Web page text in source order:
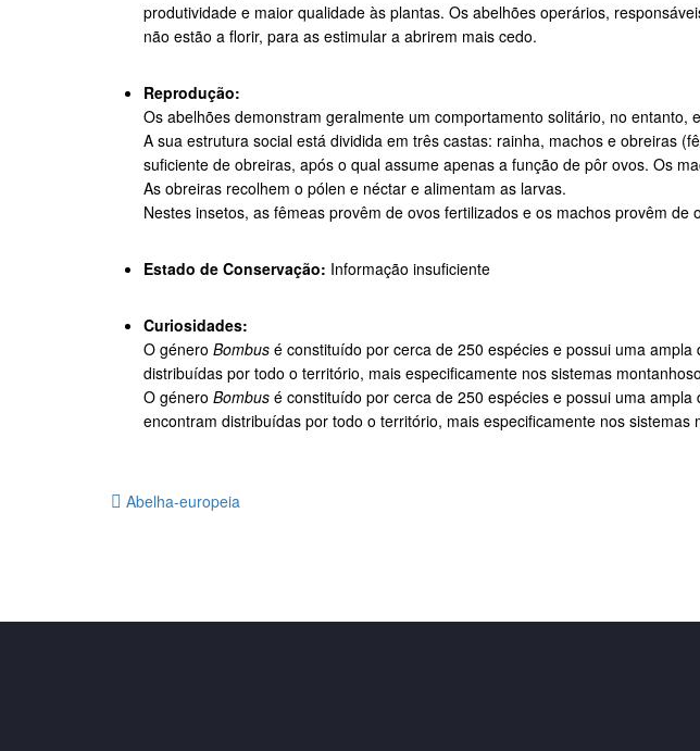
produtividade e maior qualidade às plantas. Os abelhões operários,
não estão a florir, para as estimular a abrirem mais cedo.
Reprodução:
Os abelhões demonstram geralmente um comportamento solitário, no
A sua estrutura social está dividida em três castas: rainha, machos e obreiras
suficiente de obreiras, após o qual assume apenas a função de pôr ovos. Os
As obreiras recolhem o pólen e néctar e alimentam as larvas.
Nestes insetos, as fêmeas provêm de ovos fertilizados e os machos provêm de
Estado de Conservação: Informação insuficiente
Curiosidades:
O género Bombus é constituído por cerca de 250 espécies e possui uma
distribuídas por todo o território, mais especificamente nos sistemas
O género Bombus é constituído por cerca de 250 espécies e possui uma
encontram distribuídas por todo o território, mais especificamente nos
Abelha-europeia